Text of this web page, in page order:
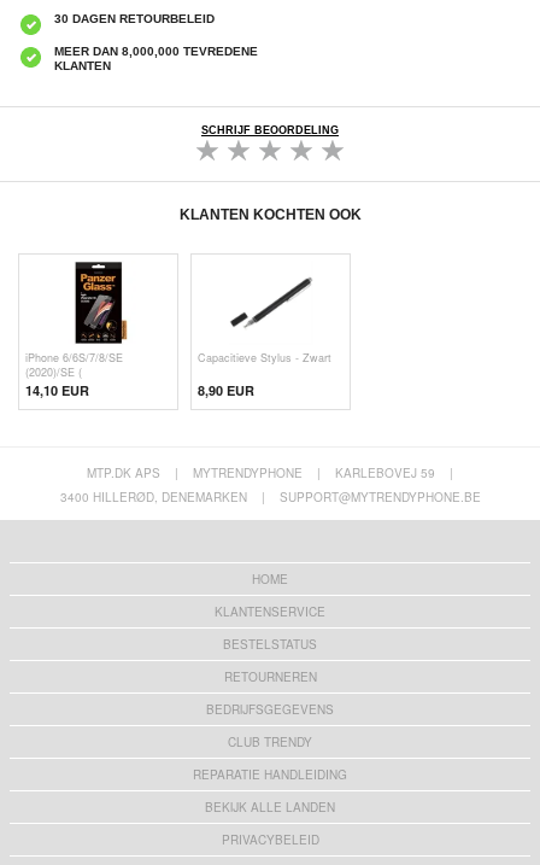
30 DAGEN RETOURBELEID
MEER DAN 8,000,000 TEVREDENE
KLANTEN
SCHRIJF BEOORDELING
KLANTEN KOCHTEN OOK
iPhone 6/6S/7/8/SE
(2020)/SE (
14,10 EUR
Capacitieve Stylus - Zwart
8,90 EUR
MTP.DK APS | MYTRENDYPHONE | KARLEBOVEJ 59
|
3400 HILLERØD, DENEMARKEN
| SUPPORT@MYTRENDYPHONE.BE
HOME
KLANTENSERVICE
BESTELSTATUS
RETOURNEREN
BEDRIJFSGEGEVENS
CLUB TRENDY
REPARATIE HANDLEIDING
BEKIJK ALLE LANDEN
PRIVACYBELEID